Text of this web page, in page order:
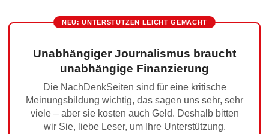
NEU: UNTERSTÜTZEN LEICHT GEMACHT
Unabhängiger Journalismus braucht
unabhängige Finanzierung
Die NachDenkSeiten sind für eine kritische
Meinungsbildung wichtig, das sagen uns sehr, sehr
viele – aber sie kosten auch Geld. Deshalb bitten
wir Sie, liebe Leser, um Ihre Unterstützung.